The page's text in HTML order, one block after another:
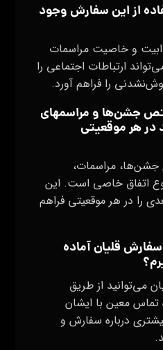
از این سفارش وجود
و خاصیت مراسمات
ارتباطات اجتماعی را
را فراهم آورد.
جشن‌ها و مراسمهای
هر موقعیتی
جشن‌ها، مراسمات،
اتفاق خاصی است. این
را در هر موقعیتی فراهم
قلیان آماده
می‌توانید از طریق
معین با ایشان
درباره سفارش و